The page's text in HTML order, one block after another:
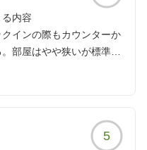
内容
インの際もカウンターか
部屋はやや狭いが標準的
らも美味い。寝るだけに
5